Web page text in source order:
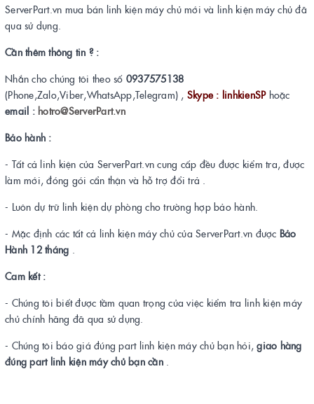
ServerPart.vn mua bán linh kiện máy chủ mới và linh kiện máy chủ đã
qua sử dụng.
Cần thêm thông tin ? :
Nhắn cho chúng tôi theo số 0937575138
(Phone,Zalo,Viber,WhatsApp,Telegram) , Skype : linhkienSPhoặc
email : hotro@ServerPart.vn
Bảo hành :
- Tất cả linh kiện của ServerPart.vn cung cấp đều được kiểm tra, được
làm mới, đóng gói cẩn thận và hỗ trợ đổi trả .
- Luôn dự trữ linh kiện dự phòng cho trường hợp bảo hành.
- Mặc định các tất cả linh kiện máy chủ của ServerPart.vn được Bảo
Hành 12 tháng .
Cam kết :
- Chúng tôi biết được tầm quan trọng của việc kiểm tra linh kiện máy
chủ chính hãng đã qua sử dụng.
- Chúng tôi báo giá đúng part linh kiện máy chủ bạn hỏi,giao hàng
đúng part linh kiện máy chủ bạn cần.